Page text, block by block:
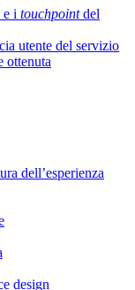
e i touchpointdel
utente del servizio
ottenuta
dell’esperienza
design